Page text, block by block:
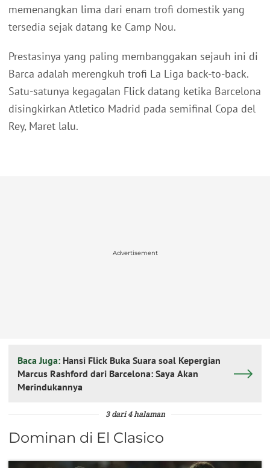
memenangkan lima dari enam trofi domestik yang
tersedia sejak datang ke Camp Nou.
Prestasinya yang paling membanggakan sejauh ini di
Barca adalah merengkuh trofi La Liga back-to-back.
Satu-satunya kegagalan Flick datang ketika Barcelona
disingkirkan Atletico Madrid pada semifinal Copa del
Rey, Maret lalu.
Advertisement
Baca Juga: Hansi Flick Buka Suara soal Kepergian
Marcus Rashford dari Barcelona: Saya Akan
Merindukannya
3 dari 4 halaman
Dominan di El Clasico